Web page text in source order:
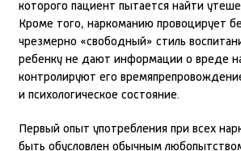
которого пациент пытается найти
Кроме того, наркоманию провоцирует
чрезмерно «свободный» стиль
ребенку не дают информации о вреде
контролируют его
и психологическое состояние.
Первый опыт употребления при всех
быть обусловлен обычным